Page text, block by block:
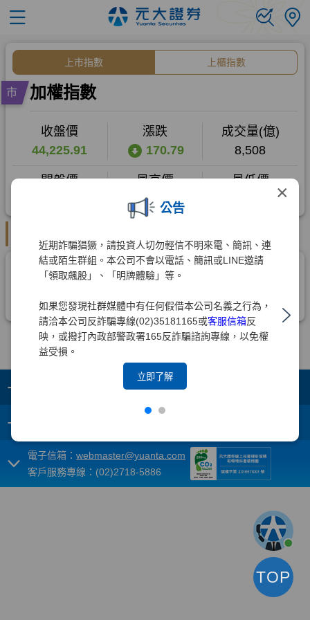
×
公告
近期詐騙猖獗，請投資人切勿輕信不明來電、簡訊、連
結或陌生群組。本公司不會以電話、簡訊或LINE邀請
「領取飆股」、「明牌體驗」等。
如果您發現社群媒體中有任何假借本公司名義之行為，
請洽本公司反詐騙專線(02)35181165或客服信箱反
映，或撥打內政部警政署165反詐騙諮詢專線，以免權
益受損。
立即了解
+
+
電子信箱： webmaster@yuanta.com
客戶服務專線：(02)2718-5886
TOP